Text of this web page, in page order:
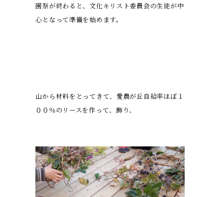
園祭が終わると、文化キリスト委員会の生徒が中
心となって準備を始めます。
山から材料をとってきて、愛農が丘自給率ほぼ１
００％のリースを作って、飾り、